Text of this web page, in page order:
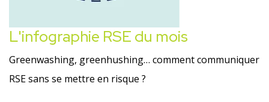
L'infographie RSE du mois
Greenwashing, greenhushing… comment communiquer
RSE sans se mettre en risque ?